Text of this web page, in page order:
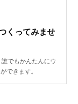
くってみませ
でもかんたんにウ
できます。